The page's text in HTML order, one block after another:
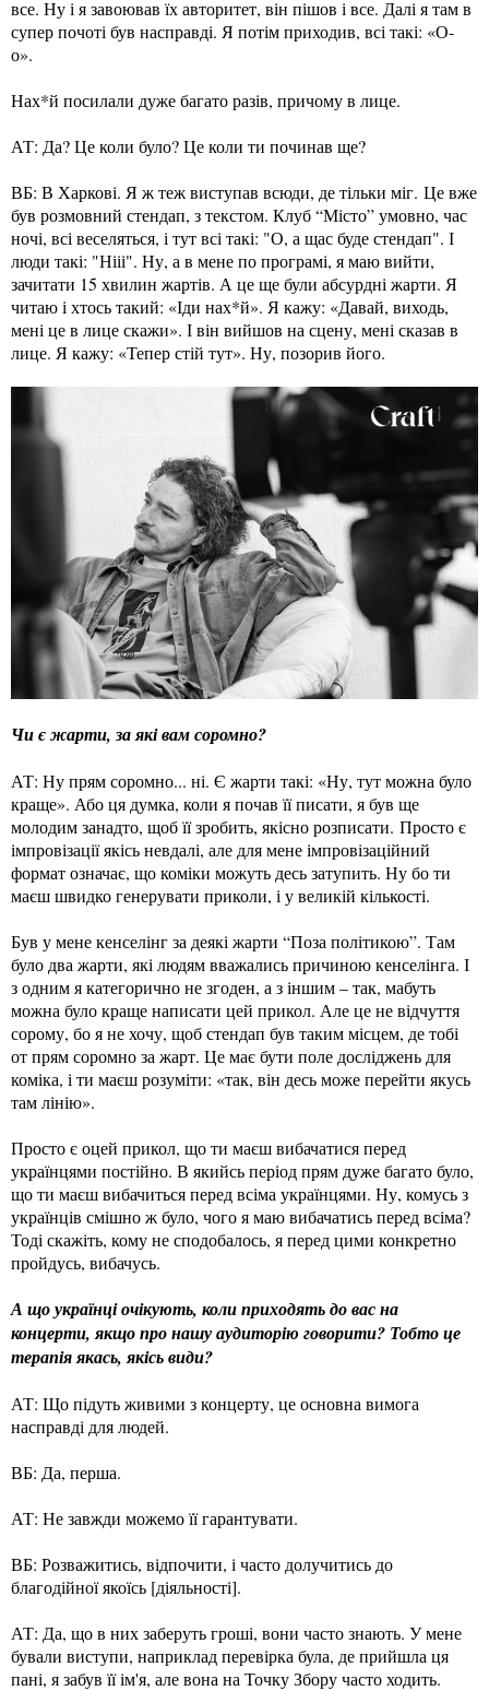
все. Ну і я завоював їх авторитет, він пішов і все. Далі я там в
супер почоті був насправді. Я потім приходив, всі такі: «О-
о».
Нах*й посилали дуже багато разів, причому в лице.
АТ: Да? Це коли було? Це коли ти починав ще?
ВБ: В Харкові. Я ж теж виступав всюди, де тільки міг. Це вже
був розмовний стендап, з текстом. Клуб “Місто” умовно, час
ночі, всі веселяться, і тут всі такі: "О, а щас буде стендап". І
люди такі: "Нііі". Ну, а в мене по програмі, я маю вийти,
зачитати 15 хвилин жартів. А це ще були абсурдні жарти. Я
читаю і хтось такий: «Іди нах*й». Я кажу: «Давай, виходь,
мені це в лице скажи». І він вийшов на сцену, мені сказав в
лице. Я кажу: «Тепер стій тут». Ну, позорив його.
Чи є жарти, за які вам соромно?
АТ: Ну прям соромно... ні. Є жарти такі: «Ну, тут можна було
краще». Або ця думка, коли я почав її писати, я був ще
молодим занадто, щоб її зробить, якісно розписати. Просто є
імпровізації якісь невдалі, але для мене імпровізаційний
формат означає, що коміки можуть десь затупить. Ну бо ти
маєш швидко генерувати приколи, і у великій кількості.
Був у мене кенселінг за деякі жарти “Поза політикою”. Там
було два жарти, які людям вважались причиною кенселінга. І
з одним я категорично не згоден, а з іншим – так, мабуть
можна було краще написати цей прикол. Але це не відчуття
сорому, бо я не хочу, щоб стендап був таким місцем, де тобі
от прям соромно за жарт. Це має бути поле досліджень для
коміка, і ти маєш розуміти: «так, він десь може перейти якусь
там лінію».
Просто є оцей прикол, що ти маєш вибачатися перед
українцями постійно. В якийсь період прям дуже багато було,
що ти маєш вибачиться перед всіма українцями. Ну, комусь з
українців смішно ж було, чого я маю вибачатись перед всіма?
Тоді скажіть, кому не сподобалось, я перед цими конкретно
пройдусь, вибачусь.
А що українці очікують, коли приходять до вас на
концерти, якщо про нашу аудиторію говорити? Тобто це
терапія якась, якісь види?
АТ: Що підуть живими з концерту, це основна вимога
насправді для людей.
ВБ: Да, перша.
АТ: Не завжди можемо її гарантувати.
ВБ: Розважитись, відпочити, і часто долучитись до
благодійної якоїсь [діяльності].
АТ: Да, що в них заберуть гроші, вони часто знають. У мене
бували виступи, наприклад перевірка була, де прийшла ця
пані, я забув її ім'я, але вона на Точку Збору часто ходить.